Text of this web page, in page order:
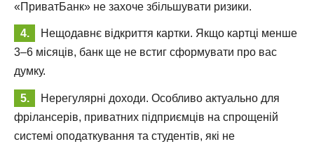
«ПриватБанк» не захоче збільшувати ризики.
Нещодавнє відкриття картки. Якщо картці менше
3–6 місяців, банк ще не встиг сформувати про вас
думку.
Нерегулярні доходи. Особливо актуально для
фрілансерів, приватних підприємців на спрощеній
системі оподаткування та студентів, які не